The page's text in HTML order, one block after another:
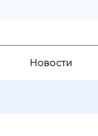
Новости